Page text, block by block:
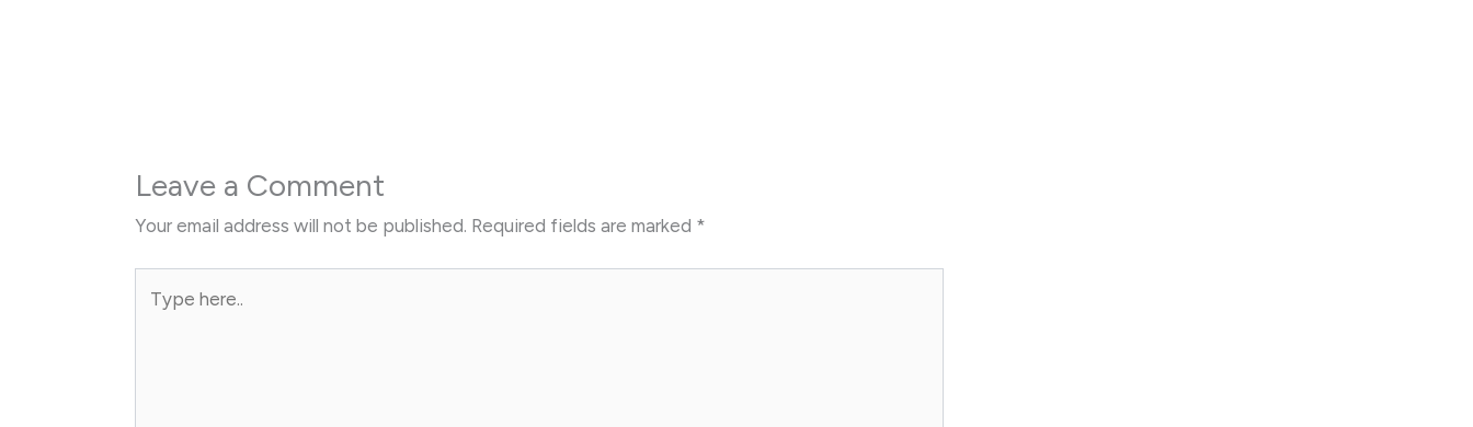
Leave a Comment
Your email address will not be published. Required fields are marked *
here..